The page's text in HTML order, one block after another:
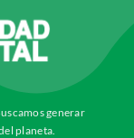
generar
planeta.